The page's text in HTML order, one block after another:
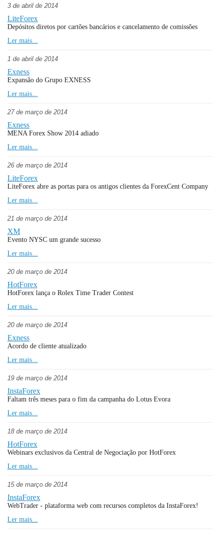
3 de abril de 2014
LiteForex
Depósitos diretos por cartões bancários e cancelamento de comissões
Ler mais...
1 de abril de 2014
Exness
Expansão do Grupo EXNESS
Ler mais...
27 de março de 2014
Exness
MENA Forex Show 2014 adiado
Ler mais...
26 de março de 2014
LiteForex
LiteForex abre as portas para os antigos clientes da ForexCent Company
Ler mais...
21 de março de 2014
XM
Evento NYSC um grande sucesso
Ler mais...
20 de março de 2014
HotForex
HotForex lança o Rolex Time Trader Contest
Ler mais...
20 de março de 2014
Exness
Acordo de cliente atualizado
Ler mais...
19 de março de 2014
InstaForex
Faltam três meses para o fim da campanha do Lotus Evora
Ler mais...
18 de março de 2014
HotForex
Webinars exclusivos da Central de Negociação por HotForex
Ler mais...
15 de março de 2014
InstaForex
WebTrader - plataforma web com recursos completos da InstaForex!
Ler mais...